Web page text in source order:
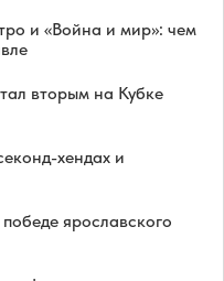
и «Война и мир»: чем
вторым на Кубке
хендах и
ярославского